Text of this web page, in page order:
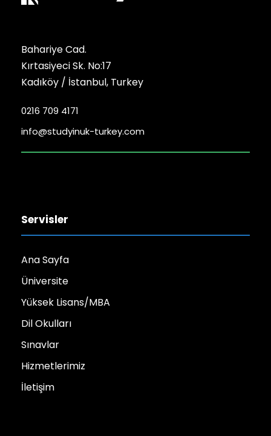
Bahariye Cad.
Kırtasiyeci Sk. No:17
Kadıköy / İstanbul, Turkey
0216 709 4171
info@studyinuk-turkey.com
Servisler
Ana Sayfa
Üniversite
Yüksek Lisans/MBA
Dil Okulları
Sınavlar
Hizmetlerimiz
İletişim